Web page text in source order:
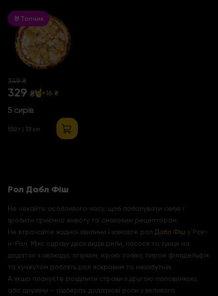
🤘Топчик
349 ₴
329 ₴ +16 ₴
5 сирів
550 г | 33 см
Рол Дабл Фіш
Не чекайте особливого часу, щоб побалувати себе і
зробити приємно животу та смаковим рецепторам.
Не втрачайте жодної хвилини і замовте рол Дабл Фіш у Рок-
н-Рол. Мікс одразу двох видів риби, лосося та тунця на
додаток з авокадо, огірком, ікрою тобіко, сиром філадельфія
та кунжутом роблять рол яскравим та незабутнім.
А якщо плануєте розділити страви з другою половинкою,
або друзями – підберіть додаткові роли з великого